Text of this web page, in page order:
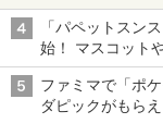
ニンテンドーeシ
「パペットスン
始！ マスコット
ファミマで「ポ
ダピックがもら